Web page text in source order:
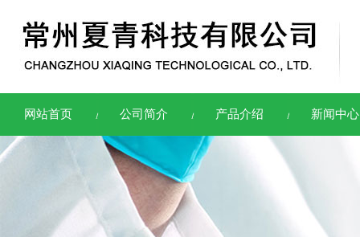
网站首页 公司简介 产品介绍 新闻中心